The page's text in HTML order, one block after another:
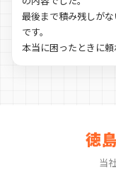
最後まで積み残しが
です。
本当に困ったときに頼
徳
当